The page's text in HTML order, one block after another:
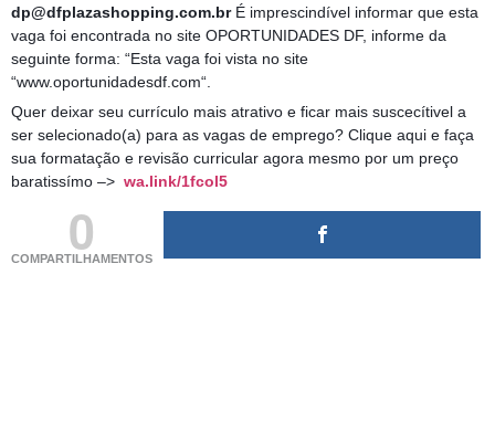
dp@dfplazashopping.com.brÉ imprescindível informar que esta
vaga foi encontrada no site OPORTUNIDADES DF, informe da
seguinte forma: “Esta vaga foi vista no site
“www.oportunidadesdf.com“.
Quer deixar seu currículo mais atrativo e ficar mais suscecítivel a
ser selecionado(a) para as vagas de emprego? Clique aqui e faça
sua formatação e revisão curricular agora mesmo por um preço
baratissímo –> wa.link/1fcol5
0
COMPARTILHAMENTOS